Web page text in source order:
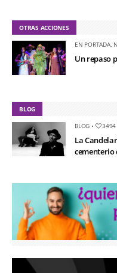
OTRAS ACCIONES
EN PORTADA,
Un repaso
BLOG
BLOG • 3494
La
cementerio